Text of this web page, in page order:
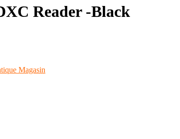
Reader -Black
Magasin